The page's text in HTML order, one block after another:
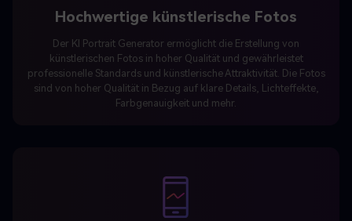
Der KI Portrait Generator ermöglicht die Erstellung von
künstlerischen Fotos in hoher Qualität und gewährleistet
professionelle Standards und künstlerische Attraktivität. Die Fotos
sind von hoher Qualität in Bezug auf klare Details, Lichteffekte,
Farbgenauigkeit und mehr.